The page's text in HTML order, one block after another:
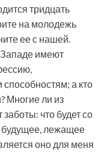
тридцать
на молодежь
ее с нашей.
имеют
а кто
Многие ли из
что будет со
будущее, лежащее
оно для меня